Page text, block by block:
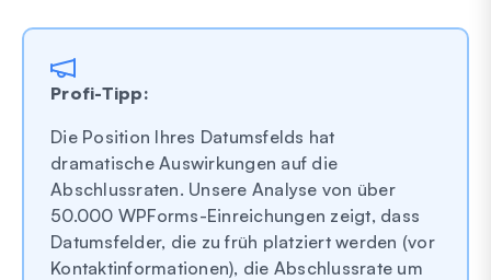
Profi-Tipp:
Die Position Ihres Datumsfelds hat
dramatische Auswirkungen auf die
Abschlussraten. Unsere Analyse von über
50.000 WPForms-Einreichungen zeigt, dass
Datumsfelder, die zu früh platziert werden (vor
Kontaktinformationen), die Abschlussrate um